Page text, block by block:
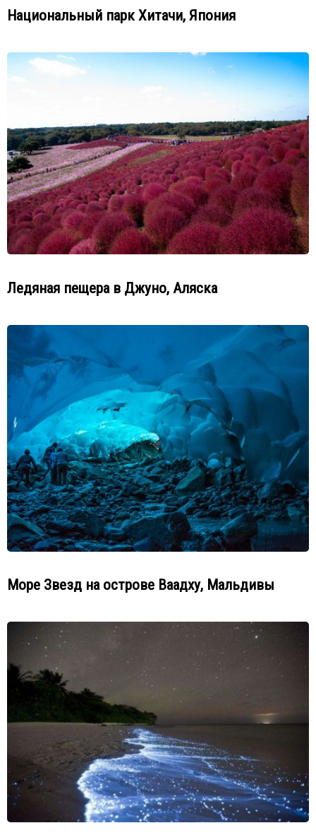
Национальный парк Хитачи, Япония
Ледяная пещера в Джуно, Аляска
Море Звезд на острове Ваадху, Мальдивы